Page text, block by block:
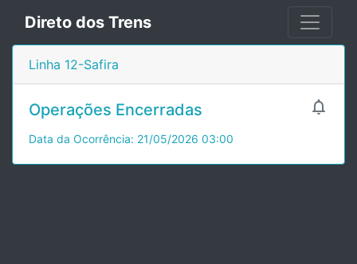
Direto dos Trens
Linha 12-Safira

Operações Encerradas
Data da Ocorrência: 21/05/2026 03:00